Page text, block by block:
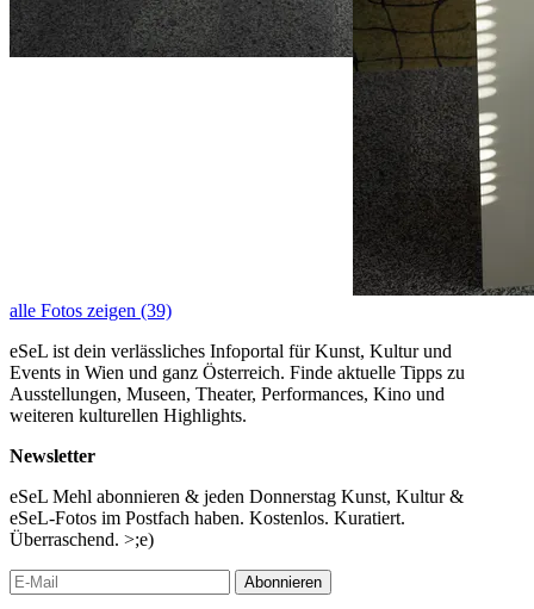
alle Fotos zeigen (39)
eSeL ist dein verlässliches Infoportal für Kunst, Kultur und
Events in Wien und ganz Österreich. Finde aktuelle Tipps zu
Ausstellungen, Museen, Theater, Performances, Kino und
weiteren kulturellen Highlights.
Newsletter
eSeL Mehl abonnieren & jeden Donnerstag Kunst, Kultur &
eSeL-Fotos im Postfach haben. Kostenlos. Kuratiert.
Überraschend. >;e)
Abonnieren